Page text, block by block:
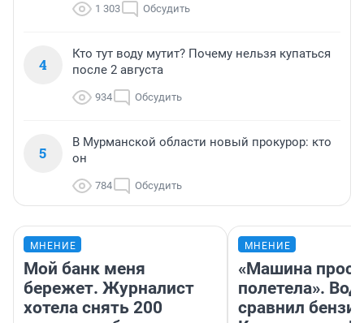
1 303 Обсудить
4
Кто тут воду мутит? Почему нельзя купаться
после 2 августа
934 Обсудить
5
В Мурманской области новый прокурор: кто
он
784 Обсудить
МНЕНИЕ
Мой банк меня
бережет. Журналист
хотела снять 200
МНЕНИЕ
«Машина
полетела».
сравнил